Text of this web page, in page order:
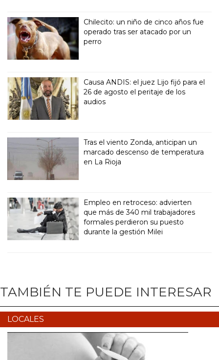
Chilecito: un niño de cinco años fue
operado tras ser atacado por un
perro
Causa ANDIS: el juez Lijo fijó para el
26 de agosto el peritaje de los
audios
Tras el viento Zonda, anticipan un
marcado descenso de temperatura
en La Rioja
Empleo en retroceso: advierten
que más de 340 mil trabajadores
formales perdieron su puesto
durante la gestión Milei
TAMBIÉN TE PUEDE INTERESAR
LOCALES